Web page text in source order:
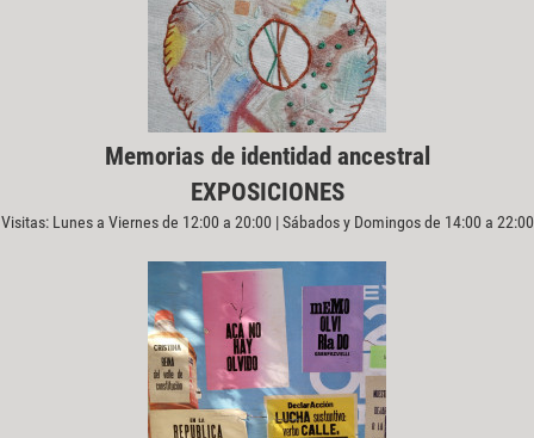
Memorias de identidad ancestral
EXPOSICIONES
Visitas: Lunes a Viernes de 12:00 a 20:00 | Sábados y Domingos de 14:00 a 22:00